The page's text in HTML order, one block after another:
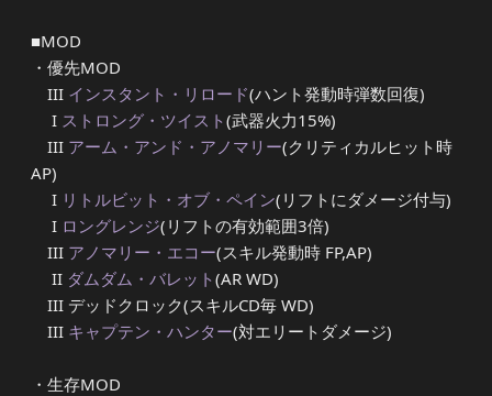
■MOD
・優先MOD
III インスタント・リロード(ハント発動時弾数回復)
I ストロング・ツイスト(武器火力15%)
III アーム・アンド・アノマリー(クリティカルヒット時
AP)
I リトルビット・オブ・ペイン(リフトにダメージ付与)
I ロングレンジ(リフトの有効範囲3倍)
III アノマリー・エコー(スキル発動時 FP,AP)
II ダムダム・バレット(AR WD)
III デッドクロック(スキルCD毎 WD)
III キャプテン・ハンター(対エリートダメージ)
・生存MOD